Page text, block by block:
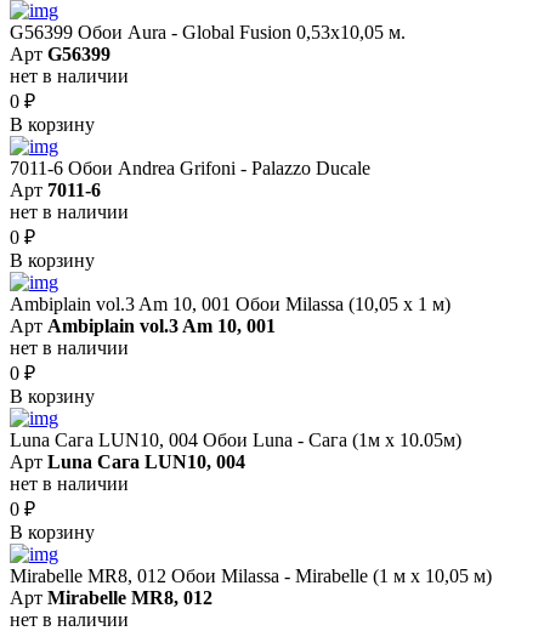
G56399 Обои Aura - Global Fusion 0,53х10,05 м.
Арт G56399
нет в наличии
0 ₽
В корзину
7011-6 Обои Andrea Grifoni - Palazzo Ducale
Арт 7011-6
нет в наличии
0 ₽
В корзину
Ambiplain vol.3 Am 10, 001 Обои Milassa (10,05 х 1 м)
Арт Ambiplain vol.3 Am 10, 001
нет в наличии
0 ₽
В корзину
Luna Сага LUN10, 004 Обои Luna - Сага (1м х 10.05м)
Арт Luna Сага LUN10, 004
нет в наличии
0 ₽
В корзину
Mirabelle MR8, 012 Обои Milassa - Mirabelle (1 м х 10,05 м)
Арт Mirabelle MR8, 012
нет в наличии